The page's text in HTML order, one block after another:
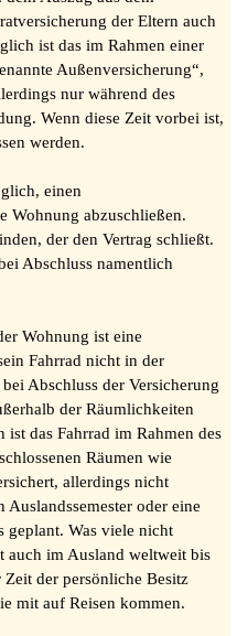
der Eltern auch
ist das im Rahmen einer
Außenversicherung“,
nur während des
Wenn diese Zeit vorbei ist,
werden.
einen
Wohnung abzuschließen.
der den Vertrag schließt.
Abschluss namentlich
Wohnung ist eine
Fahrrad nicht in der
Abschluss der Versicherung
der Räumlichkeiten
das Fahrrad im Rahmen des
Räumen wie
allerdings nicht
oder eine
geplant. Was viele nicht
auch im Ausland weltweit bis
der persönliche Besitz
mit auf Reisen kommen.